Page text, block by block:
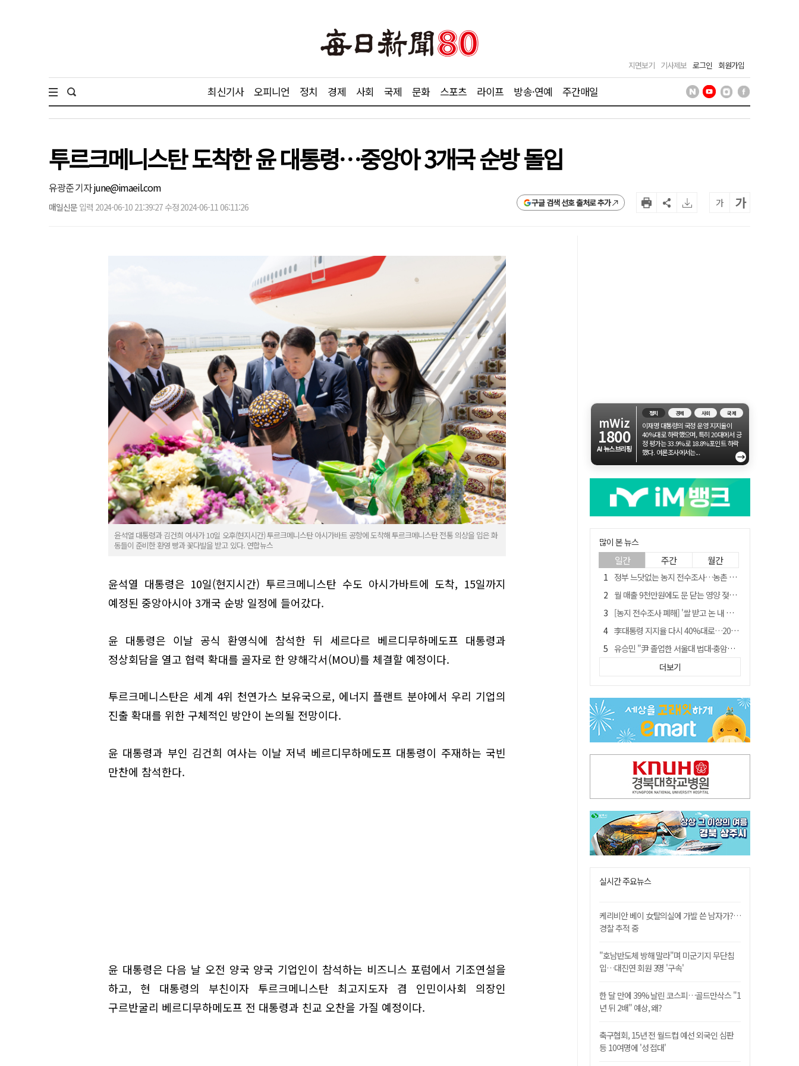
지면보기 기사제보 로그인 회원가입
최신기사 오피니언 정치 경제 사회 국제 문화 스포츠 라이프 방송·연예 주간매일
투르크메니스탄 도착한 윤 대통령…중앙아 3개국 순방 돌입
유광준 기자june@imaeil.com
매일신문 입력 2024-06-10 21:39:27 수정 2024-06-11 06:11:26 구글 검색 선호 출처로 추가 가 가
윤석열 대통령과 김건희 여사가 10일 오후(현지시간) 투르크메니스탄 아시가바트 공항에 도착해 투르크메니스탄 전통 의상을 입은 화
동들이 준비한 환영 빵과 꽃다발을 받고 있다. 연합뉴스
윤석열 대통령은 10일(현지시간) 투르크메니스탄 수도 아시가바트에 도착, 15일까지
예정된 중앙아시아 3개국 순방 일정에 들어갔다.
윤 대통령은 이날 공식 환영식에 참석한 뒤 세르다르 베르디무하메도프 대통령과
정상회담을 열고 협력 확대를 골자로 한 양해각서(MOU)를 체결할 예정이다.
투르크메니스탄은 세계 4위 천연가스 보유국으로, 에너지 플랜트 분야에서 우리 기업의
진출 확대를 위한 구체적인 방안이 논의될 전망이다.
윤 대통령과 부인 김건희 여사는 이날 저녁 베르디무하메도프 대통령이 주재하는 국빈
만찬에 참석한다.
윤 대통령은 다음 날 오전 양국 양국 기업인이 참석하는 비즈니스 포럼에서 기조연설을
하고, 현 대통령의 부친이자 투르크메니스탄 최고지도자 겸 인민이사회 의장인
구르반굴리 베르디무하메도프 전 대통령과 친교 오찬을 가질 예정이다.
mWiz
1800
AI 뉴스브리핑
정치 경제 사회 국제
이재명 대통령의 국정 운영 지지율이
40%대로 하락했으며, 특히 20대에서 긍
정 평가는 33.9%로 18.8%포인트 하락
했다. 여론조사에서는...
→
많이 본 뉴스
일간 주간 월간
정부 느닷없는 농지 전수조사…농촌 들쑤시는 '경자유전'의 칼날
월 매출 9천만원에도 문 닫는 영양 젖소농장… "일할 사람이 없어"
[농지 전수조사 폐해] '쌀 받고 논 내 준' 도지농 이제 어쩌나?
李대통령 지지율 다시 40%대로…20대는 18.8%p 급락
유승민 "尹 졸업한 서울대 법대·충암고도 없애야"…李 육사 통합 직격
[농지 전수조사 폐해] 농지값도 흔들리나…"도지 막히면 헐값 매물 나올 수도"
국민 51.9% "李 대통령 재판 재개 필요하다"
경북 영천시, 9월부터 11월까지 반값 여행 혜택 제공
아쉬운 태클
더보기
실시간 주요뉴스
케리비안 베이 女탈의실에 가발 쓴 남자가?…
경찰 추적 중
"호남반도체 방해 말라"며 미군기지 무단침
입…대진연 회원 3명 '구속'
한 달 만에 39% 날린 코스피…골드만삭스 "1
년 뒤 2배" 예상, 왜?
축구협회, 15년 전 월드컵 예선 외국인 심판
등 10여명에 '성 접대'